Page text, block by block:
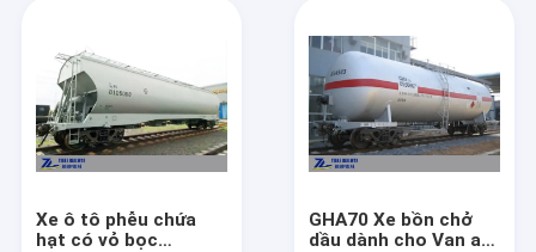
Nhà
Sản phẩm
Chuyến tham quan nhà máy
Xe ô tô phễu chứa
hạt có vỏ bọc
GHA70 Xe bồn chở
dầu dành cho Van an